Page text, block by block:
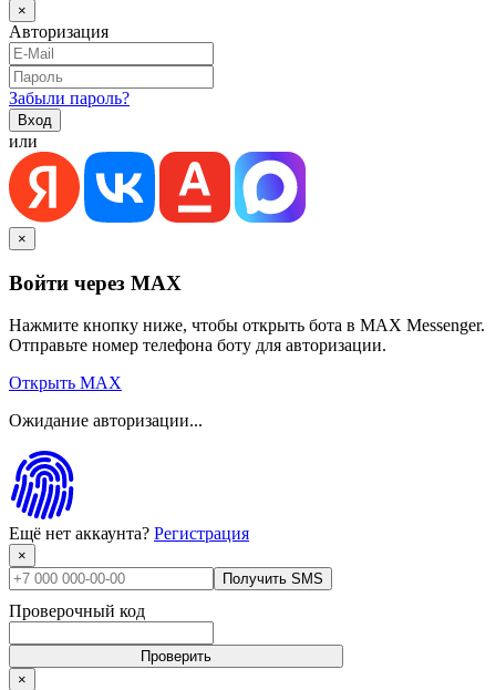
×
Авторизация
Забыли пароль?
или
×
Войти через MAX
Нажмите кнопку ниже, чтобы открыть бота в MAX Messenger.
Отправьте номер телефона боту для авторизации.
Открыть MAX
Ожидание авторизации...
Ещё нет аккаунта? Регистрация
×
Получить SMS
Проверочный код
Проверить
×